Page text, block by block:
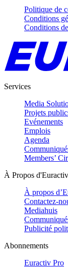
Politique de
Conditions
Conditions
Services
Media
Projets
Evénements
Emplois
Agenda
Members’
À Propos d'Euractiv
À propos
Contactez-
Mediahuis
Publicité
Abonnements
Euractiv Pro